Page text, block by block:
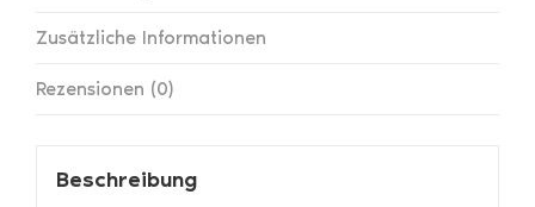
Zusätzliche Informationen
Rezensionen (0)
Beschreibung